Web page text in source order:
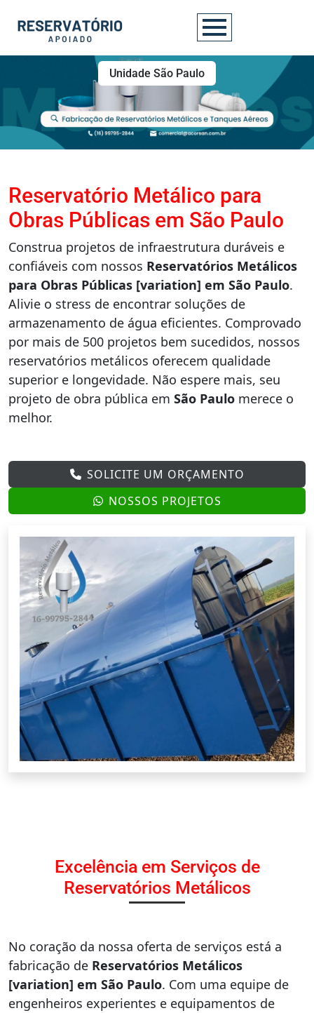
Unidade São Paulo
Reservatório Metálico para
Obras Públicas em São Paulo
Construa projetos de infraestrutura duráveis e
confiáveis com nossos Reservatórios Metálicos
para Obras Públicas [variation] em São Paulo.
Alivie o stress de encontrar soluções de
armazenamento de água eficientes. Comprovado
por mais de 500 projetos bem sucedidos, nossos
reservatórios metálicos oferecem qualidade
superior e longevidade. Não espere mais, seu
projeto de obra pública em São Paulo merece o
melhor.
SOLICITE UM ORÇAMENTO
NOSSOS PROJETOS
Excelência em Serviços de
Reservatórios Metálicos
No coração da nossa oferta de serviços está a
fabricação de Reservatórios Metálicos
[variation] em São Paulo. Com uma equipe de
engenheiros experientes e equipamentos de